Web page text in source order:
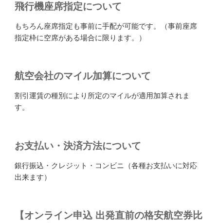
飛行機座席指定について
もちろん座席指定も事前に手配が可能です。（事前座席
指定枠に空席がある場合に限ります。）
航空会社のマイル加算について
割引運賃の種別により所定のマイルが適用加算されま
す。
お支払い・決済方法について
銀行振込・クレジット・コンビニ（各種お支払いに対応
出来ます）
【オンライン申込 出発直前の格安航空券比